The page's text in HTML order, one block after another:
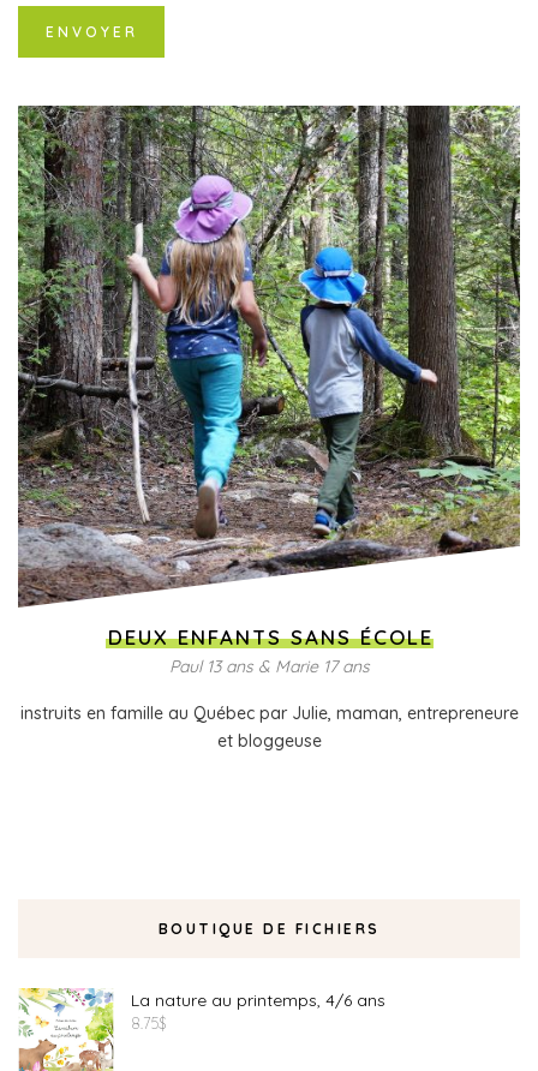
DEUX ENFANTS SANS ÉCOLE
Paul 13 ans & Marie 17 ans
instruits en famille au Québec par Julie, maman, entrepreneure
et bloggeuse
BOUTIQUE DE FICHIERS
La nature au printemps, 4/6 ans
8.75$